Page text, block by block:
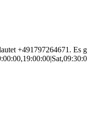
+491797264671. Es